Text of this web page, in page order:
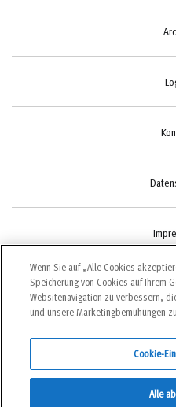
Cookie-
©2022
Wenn Sie auf „Alle Cookies
Speicherung von Cookies auf Ihrem
Websitenavigation zu verbessern,
und unsere Marketingbemühungen
Cookie-
Alle